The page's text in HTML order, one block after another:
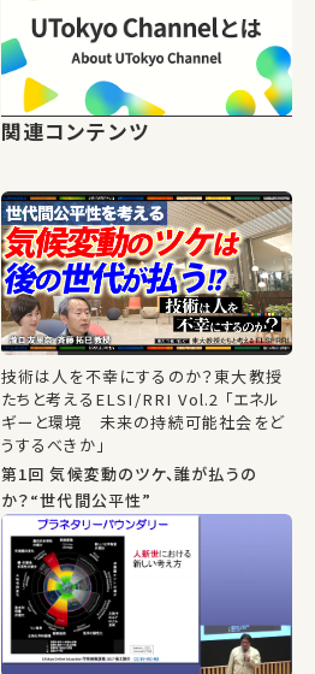
関連コンテンツ
技術は人を不幸にするのか？東大教授
たちと考えるELSI/RRI Vol.2 「エネル
ギーと環境 未来の持続可能社会をど
うするべきか」
第1回 気候変動のツケ、誰が払うの
か？“世代間公平性”